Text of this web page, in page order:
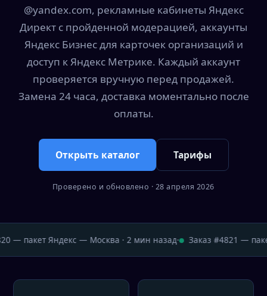
@yandex.com, рекламные кабинеты Яндекс
Директ с пройденной модерацией, аккаунты
Яндекс Бизнес для карточек организаций и
доступ к Яндекс Метрике. Каждый аккаунт
проверяется вручную перед продажей.
Замена 24 часа, доставка моментально после
оплаты.
Открыть каталог Тарифы
Проверено и обновлено · 28 апреля 2026
— пакет Яндекс — Москва · 2 мин назад· Заказ #4821 —